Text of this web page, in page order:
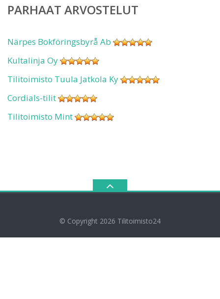
PARHAAT ARVOSTELUT
Närpes Bokföringsbyrå Ab
Kultalinja Oy
Tilitoimisto Tuula Jatkola Ky
Cordials-tilit
Tilitoimisto Mint
© Copyright 2026 Tilitoimisto24